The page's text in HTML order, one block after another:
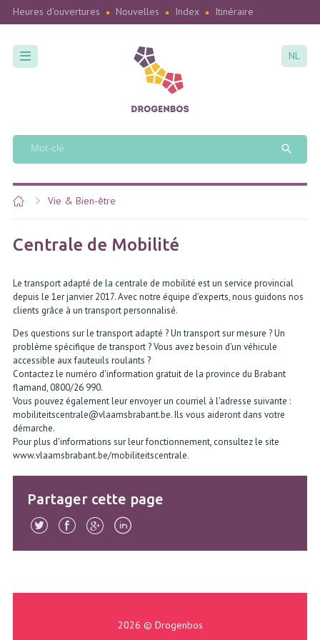
Heures d'ouvertures Nouvelles Index Itinéraire
NL
Vie & Bien-être
Centrale de Mobilité
Le transport adapté de la centrale de mobilité est un service provincial
depuis le 1er janvier 2017. Avec notre équipe d'experts, nous guidons nos
clients grâce à un transport personnalisé.
Des questions sur le transport adapté ? Un transport sur mesure ? Un
problème spécifique de transport ? Vous avez besoin d'un véhicule
accessible aux fauteuils roulants ?
Contactez le numéro d'information gratuit de la province du Brabant
flamand, 0800/26 990.
Vous pouvez également leur envoyer un courriel à l'adresse suivante :
mobiliteitscentrale@vlaamsbrabant.be. Ils vous aideront dans votre
démarche.
Pour plus d'informations sur leur fonctionnement, consultez le site
www.vlaamsbrabant.be/mobiliteitscentrale.
Partager cette page
2026 © Drogenbos